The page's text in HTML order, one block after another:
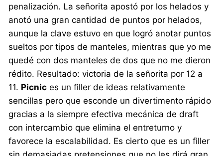
penalización. La señorita apostó por los helados y
anotó una gran cantidad de puntos por helados,
aunque la clave estuvo en que logró anotar puntos
sueltos por tipos de manteles, mientras que yo me
quedé con dos manteles de dos que no me dieron
rédito. Resultado: victoria de la señorita por 12 a
11. Picnic es un filler de ideas relativamente
sencillas pero que esconde un divertimento rápido
gracias a la siempre efectiva mecánica de draft
con intercambio que elimina el entreturno y
favorece la escalabilidad. Es cierto que es un filler